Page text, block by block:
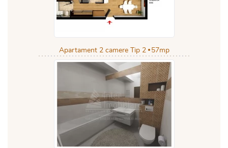
Apartament 2 camere Tip 2 57mp